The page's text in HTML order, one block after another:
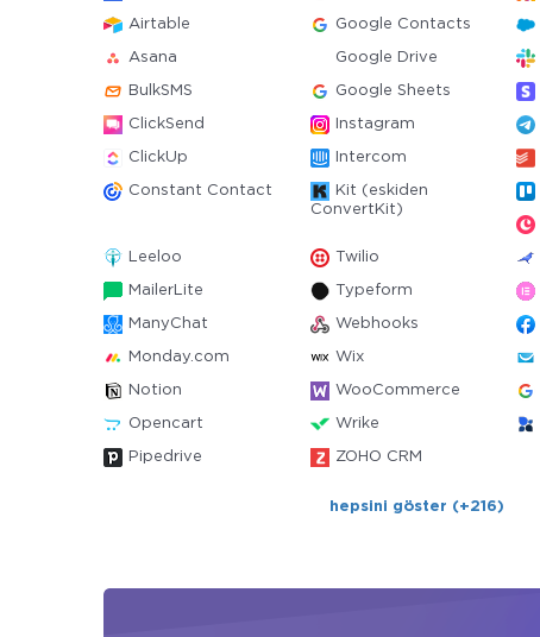
Airtable Google Contacts
Asana Google Drive
BulkSMS Google Sheets
ClickSend Instagram
ClickUp Intercom
Constant Contact
Kit (eskiden
ConvertKit)
Leeloo Twilio
MailerLite Typeform
ManyChat Webhooks
Monday.com Wix
Notion WooCommerce
Opencart Wrike
Pipedrive ZOHO CRM
hepsini göster (+216)